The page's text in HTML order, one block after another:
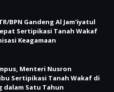
BPN Gandeng Al Jam'iyatul
Sertipikasi Tanah Wakaf
Keagamaan
Menteri Nusron
Sertipikasi Tanah Wakaf di
dalam Satu Tahun